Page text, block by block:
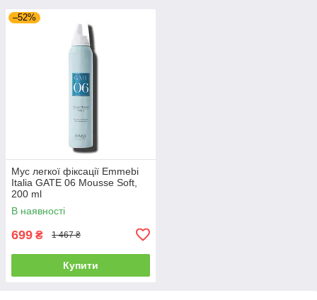
–52%
Мус легкої фіксації Emmebi
Italia GATE 06 Mousse Soft,
200 ml
В наявності
699 ₴ 1 467 ₴
Купити